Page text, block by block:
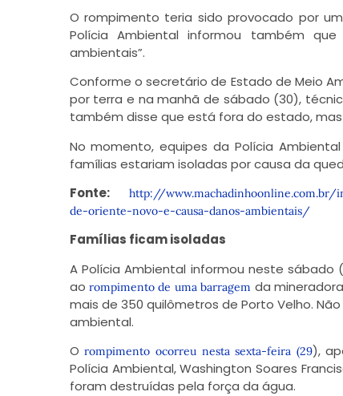
O rompimento teria sido provocado por
Polícia Ambiental informou também
ambientais”.
Conforme o secretário de Estado de Meio
por terra e na manhã de sábado (30),
também disse que está fora do estado,
No momento, equipes da Polícia
famílias estariam isoladas por causa da
Fonte:http://
de-oriente-novo-e-causa-danos-ambientais/
Famílias ficam isoladas
A Polícia Ambiental informou neste sábado
aorompimento de uma barragem da
mais de 350 quilômetros de Porto Velho.
ambiental.
Orompimento ocorreu nesta sexta-feira (29),
Polícia Ambiental, Washington Soares
foram destruídas pela força da água.